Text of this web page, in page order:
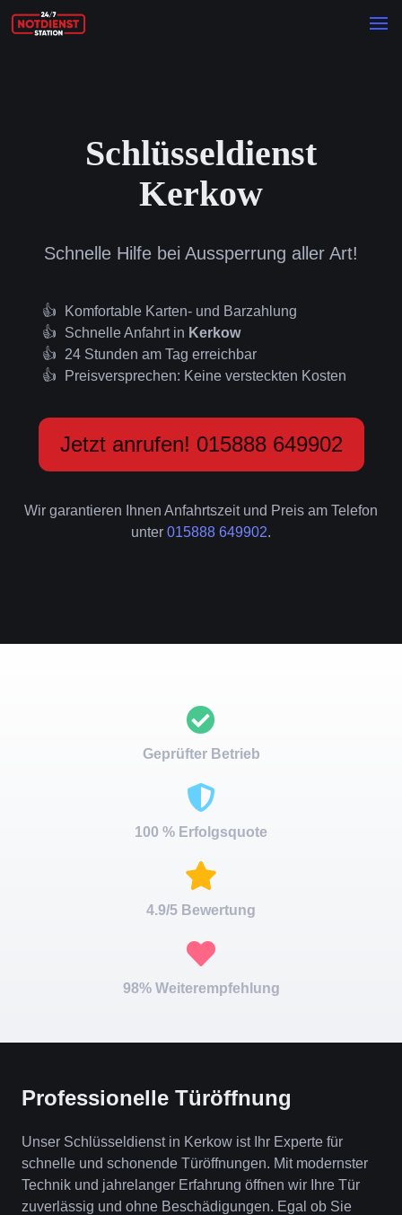
Schlüsseldienst
Kerkow
Schnelle Hilfe bei Aussperrung aller Art!
Komfortable Karten- und Barzahlung
Schnelle Anfahrt in Kerkow
24 Stunden am Tag erreichbar
Preisversprechen: Keine versteckten Kosten
Jetzt anrufen! 015888 649902
Wir garantieren Ihnen Anfahrtszeit und Preis am Telefon
unter 015888 649902.
Geprüfter Betrieb
100 % Erfolgsquote
4.9/5 Bewertung
98% Weiterempfehlung
Professionelle Türöffnung
Unser Schlüsseldienst in Kerkow ist Ihr Experte für
schnelle und schonende Türöffnungen. Mit modernster
Technik und jahrelanger Erfahrung öffnen wir Ihre Tür
zuverlässig und ohne Beschädigungen. Egal ob Sie